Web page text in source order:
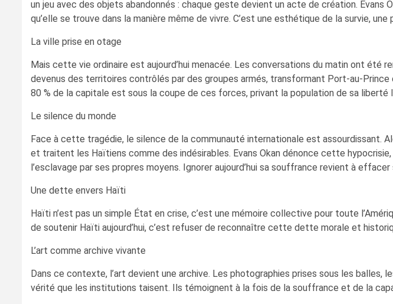
un jeu avec des objets abandonnés : chaque geste devient un acte de création. Evans
qu’elle se trouve dans la manière même de vivre. C’est une esthétique de la survie,
La ville prise en otage
Mais cette vie ordinaire est aujourd’hui menacée. Les conversations du matin ont
devenus des territoires contrôlés par des groupes armés, transformant Port-au-
80 % de la capitale est sous la coupe de ces forces, privant la population de sa liberté
Le silence du monde
Face à cette tragédie, le silence de la communauté internationale est assourdissant.
et traitent les Haïtiens comme des indésirables. Evans Okan dénonce cette
l’esclavage par ses propres moyens. Ignorer aujourd’hui sa souffrance revient à effacer
Une dette envers Haïti
Haïti n’est pas un simple État en crise, c’est une mémoire collective pour toute
de soutenir Haïti aujourd’hui, c’est refuser de reconnaître cette dette morale et
L’art comme archive vivante
Dans ce contexte, l’art devient une archive. Les photographies prises sous les
vérité que les institutions taisent. Ils témoignent à la fois de la souffrance et de la